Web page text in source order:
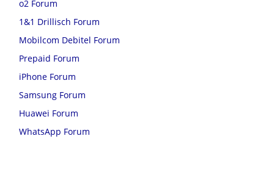
o2 Forum
1&1 Drillisch Forum
Mobilcom Debitel Forum
Prepaid Forum
iPhone Forum
Samsung Forum
Huawei Forum
WhatsApp Forum